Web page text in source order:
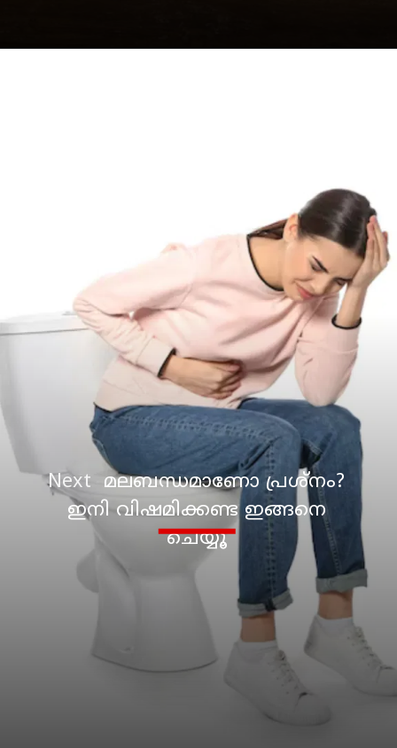
Next മലബന്ധമാണോ പ്രശ്നം?
ഇനി വിഷമിക്കണ്ട ഇങ്ങനെ
ചെയ്യൂ